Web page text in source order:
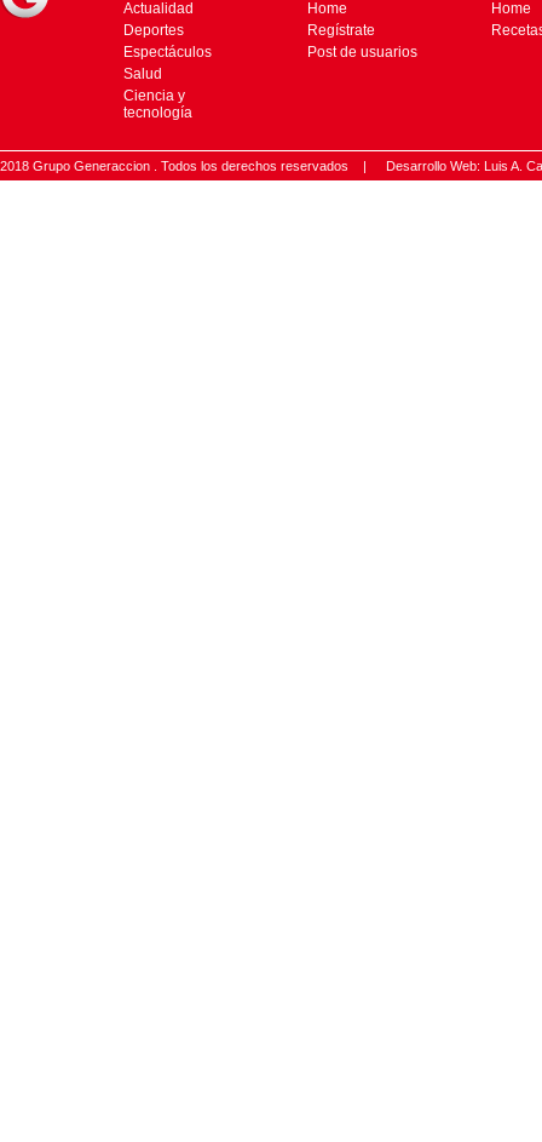
Actualidad
Deportes
Espectáculos
Salud
Ciencia y
tecnología
Home
Regístrate
Post de usuarios
Home
2018 Grupo Generaccion . Todos los derechos reservados | Desarrollo Web: Luis